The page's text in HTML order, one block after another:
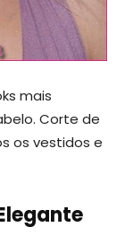
mais
Corte de
os vestidos e